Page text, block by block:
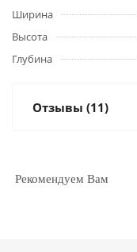
Ширина
Высота
Глубина
Отзывы (11)
Рекомендуем Вам